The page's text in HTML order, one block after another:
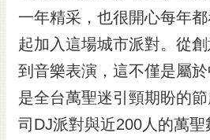
站
導
覽
訂
閱
一年精采，也很開心每年
起加入這場城市派對。從
到音樂表演，這不僅是屬
是全台萬聖迷引頸期盼的
司DJ派對與近200人的萬